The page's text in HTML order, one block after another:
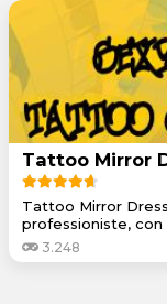
Tattoo Mirror
Tattoo Mirror
professioniste, con
3.248